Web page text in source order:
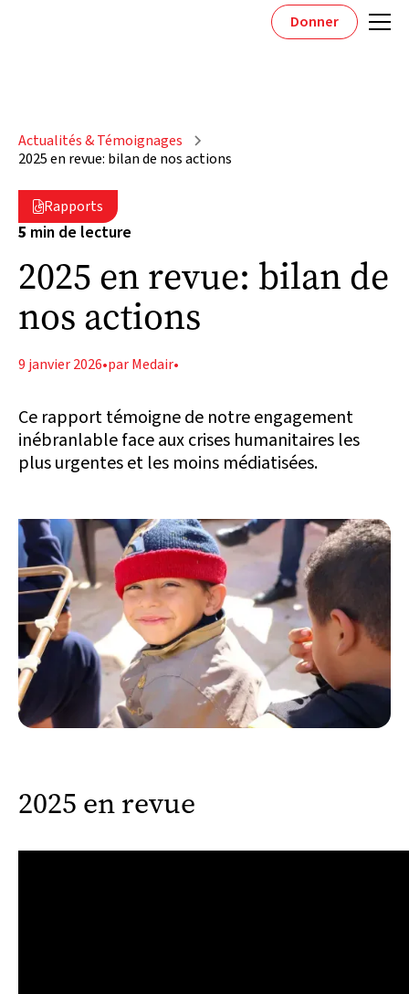
Donner
Actualités & Témoignages
2025 en revue: bilan de nos actions
Rapports
5 min de lecture
2025 en revue: bilan de
nos actions
9 janvier 2026•par Medair•
Ce rapport témoigne de notre engagement
inébranlable face aux crises humanitaires les
plus urgentes et les moins médiatisées.
2025 en revue